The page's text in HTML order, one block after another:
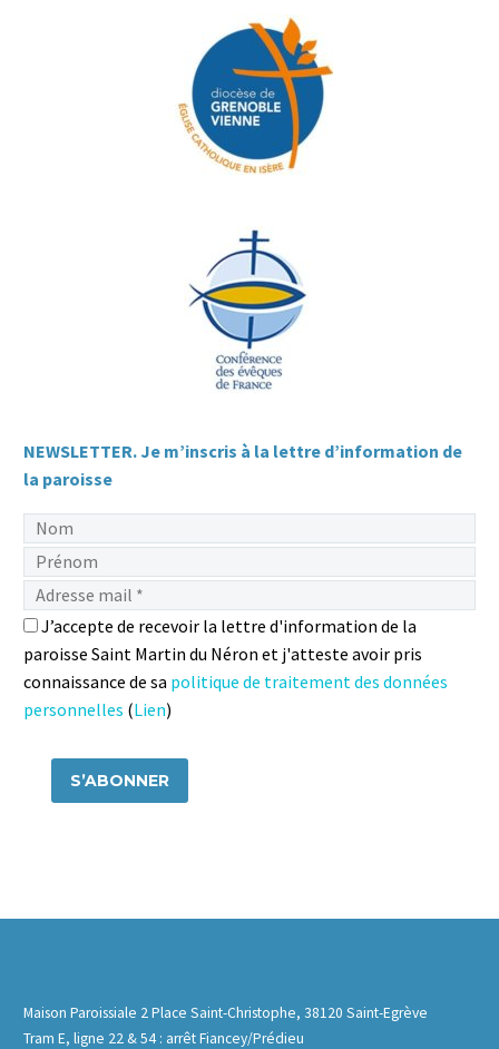
NEWSLETTER. Je m’inscris à la lettre d’information de
la paroisse
J’accepte de recevoir la lettre d'information de la
paroisse Saint Martin du Néron et j'atteste avoir pris
connaissance de sa politique de traitement des données
personnelles (Lien)
Maison Paroissiale 2 Place Saint-Christophe, 38120 Saint-Egrève
Tram E, ligne 22 & 54 : arrêt Fiancey/Prédieu